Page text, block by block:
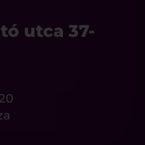
utca 37-